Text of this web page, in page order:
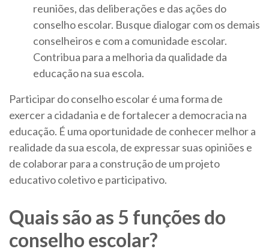
reuniões, das deliberações e das ações do
conselho escolar. Busque dialogar com os demais
conselheiros e com a comunidade escolar.
Contribua para a melhoria da qualidade da
educação na sua escola.
Participar do conselho escolar é uma forma de
exercer a cidadania e de fortalecer a democracia na
educação. É uma oportunidade de conhecer melhor a
realidade da sua escola, de expressar suas opiniões e
de colaborar para a construção de um projeto
educativo coletivo e participativo.
Quais são as 5 funções do
conselho escolar?